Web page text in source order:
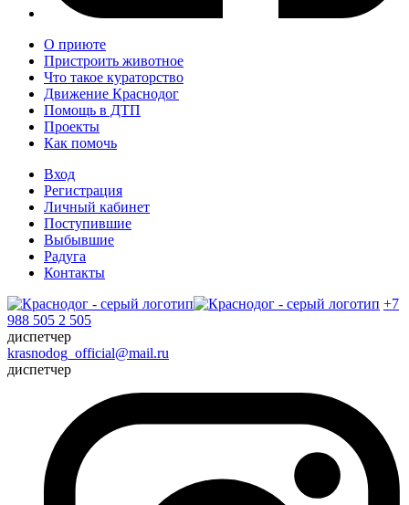
О приюте
Пристроить животное
Что такое кураторство
Движение Краснодог
Помощь в ДТП
Проекты
Как помочь
Вход
Регистрация
Личный кабинет
Поступившие
Выбывшие
Радуга
Контакты
+7
988 505 2 505
диспетчер
krasnodog_official@mail.ru
диспетчер